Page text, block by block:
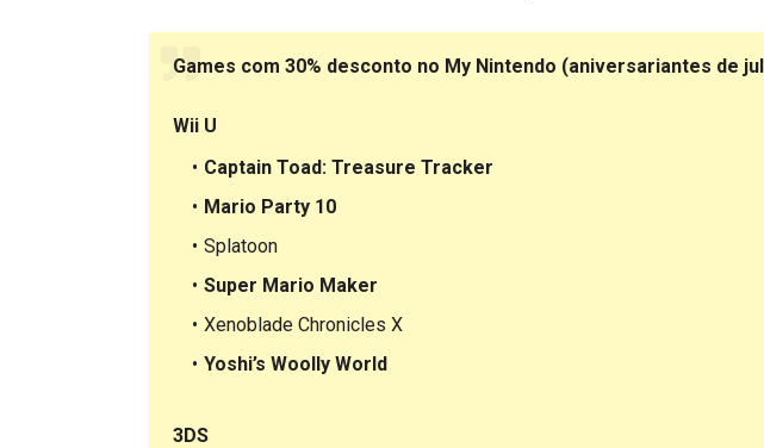
Games com 30% desconto no My Nintendo (aniversariantes de
Wii U
Captain Toad: Treasure Tracker
Mario Party 10
Splatoon
Super Mario Maker
Xenoblade Chronicles X
Yoshi’s Woolly World
3DS